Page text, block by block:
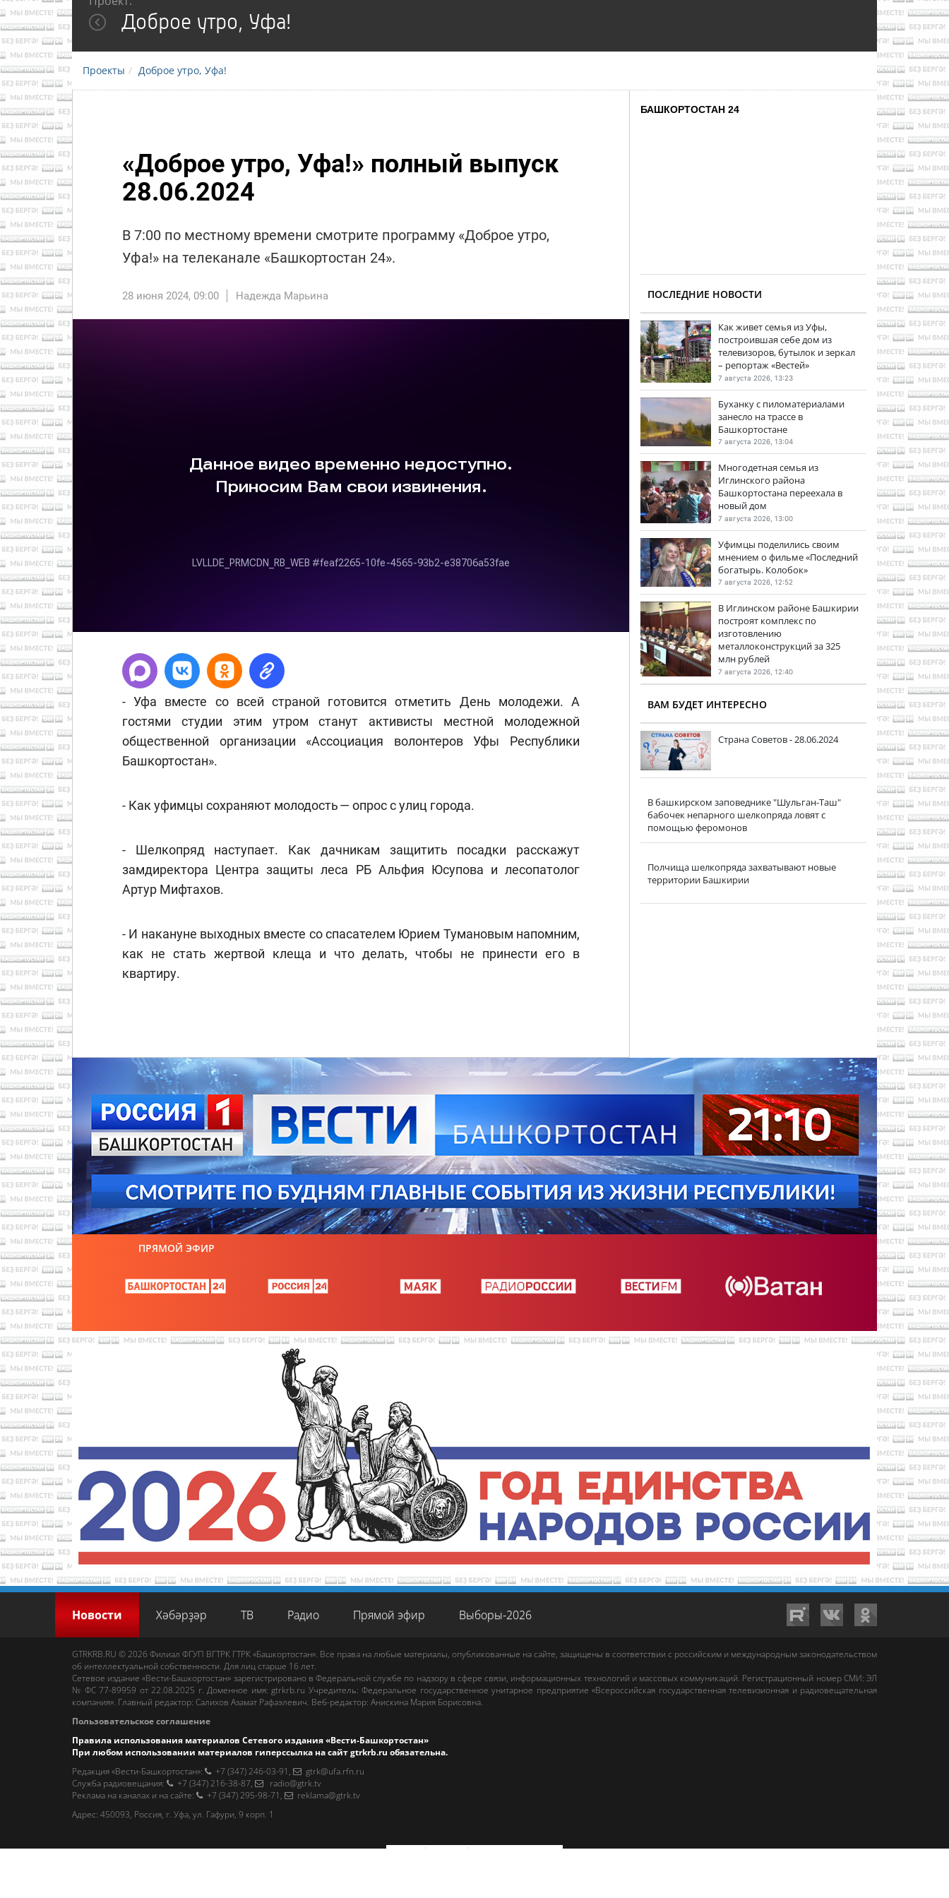
Доброе утро, Уфа!
Проекты Доброе утро, Уфа!
«Доброе утро, Уфа!» полный выпуск
28.06.2024
В 7:00 по местному времени смотрите программу «Доброе утро,
Уфа!» на телеканале «Башкортостан 24».
28 июня 2024, 09:00 Надежда Марьина
- Уфа вместе со всей страной готовится отметить День молодежи. А
гостями студии этим утром станут активисты местной молодежной
общественной организации «Ассоциация волонтеров Уфы Республики
Башкортостан».
- ⁠Как уфимцы сохраняют молодость — опрос с улиц города.
- Шелкопряд наступает. Как дачникам защитить посадки расскажут
замдиректора Центра защиты леса РБ Альфия Юсупова и лесопатолог
Артур Мифтахов.
- И накануне выходных вместе со спасателем Юрием Тумановым напомним,
как не стать жертвой клеща и что делать, чтобы не принести его в
квартиру.
БАШКОРТОСТАН 24
ПОСЛЕДНИЕ НОВОСТИ
Как живет семья из Уфы,
построившая себе дом из
телевизоров, бутылок и зеркал
– репортаж «Вестей»
7 августа 2026, 13:23
Буханку с пиломатериалами
занесло на трассе в
Башкортостане
7 августа 2026, 13:04
Многодетная семья из
Иглинского района
Башкортостана переехала в
новый дом
7 августа 2026, 13:00
Уфимцы поделились своим
мнением о фильме «Последний
богатырь. Колобок»
7 августа 2026, 12:52
В Иглинском районе Башкирии
построят комплекс по
изготовлению
металлоконструкций за 325
млн рублей
7 августа 2026, 12:40
ВАМ БУДЕТ ИНТЕРЕСНО
Страна Советов - 28.06.2024
В башкирском заповеднике "Шульган-Таш"
бабочек непарного шелкопряда ловят с
помощью феромонов
Полчища шелкопряда захватывают новые
территории Башкирии
ПРЯМОЙ ЭФИР
Новости Хәбәрҙәр ТВ Радио Прямой эфир Выборы-2026
GTRKRB.RU © 2026 Филиал ФГУП ВГТРК ГТРК «Башкортостан». Все права на любые материалы, опубликованные на сайте, защищены в соответствии с российским и международным законодательством
об интеллектуальной собственности. Для лиц старше 16 лет.
Сетевое издание «Вести-Башкортостан» зарегистрировано в Федеральной службе по надзору в сфере связи, информационных технологий и массовых коммуникаций. Регистрационный номер СМИ: ЭЛ
№ ФС 77-89959 от 22.08.2025 г. Доменное имя:gtrkrb.ru Учредитель: Федеральное государственное унитарное предприятие «Всероссийская государственная телевизионная и радиовещательная
компания». Главный редактор: Салихов Азамат Рафаэлевич. Веб-редактор: Анискина Мария Борисовна.
Пользовательское соглашение
Правила использования материалов Сетевого издания «Вести-Башкортостан»
При любом использовании материалов гиперссылка на сайтgtrkrb.ru обязательна.
Редакция «Вести-Башкортостан»: +7 (347) 246-03-91 ,
gtrk@ufa.rfn.ru
Cлужба радиовещания: +7 (347) 216-38-87,
radio@gtrk.tv
Реклама на каналах и на сайте: +7 (347) 295-98-71 ,
reklama@gtrk.tv
Адрес: 450093, Россия, г. Уфа, ул. Гафури, 9 корп. 1